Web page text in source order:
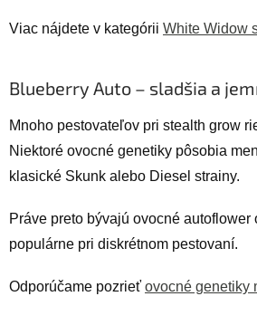
Viac nájdete v kategórii White Widow
Blueberry Auto – sladšia a
Mnoho pestovateľov pri stealth grow
Niektoré ovocné genetiky pôsobia
klasické Skunk alebo Diesel strainy.
Práve preto bývajú ovocné autoflower
populárne pri diskrétnom pestovaní.
Odporúčame pozrieť ovocné genetiky